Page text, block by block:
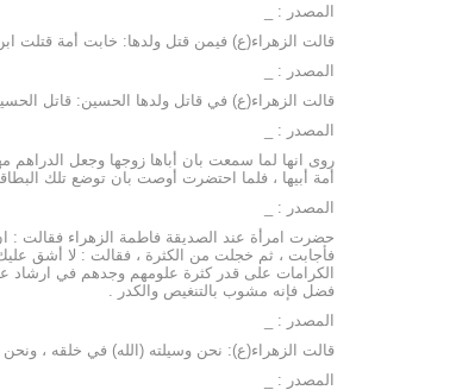
المصدر : _
قالت الزهراء(ع) فيمن قتل ولدها: خابت أمة قتلت ابن
المصدر : _
قالت الزهراء(ع) في قاتل ولدها الحسين: قاتل
المصدر : _
روى انها لما سمعت بان أباها زوجها وجعل
أمة أبيها ، فلما احتضرت أوصت بان توضع تلك
المصدر : _
حضرت امرأة عند الصديقة فاطمة الزهراء فقالت :
فأجابت ، ثم خجلت من الكثرة ، فقالت : لا أشق
الكرامات على قدر كثرة علومهم وجدهم في ارشاد
فضل فإنه مشوب بالتنغيص والكدر .
المصدر : _
قالت الزهراء(ع): نحن وسيلته (الله) في خلقه ،
المصدر : _